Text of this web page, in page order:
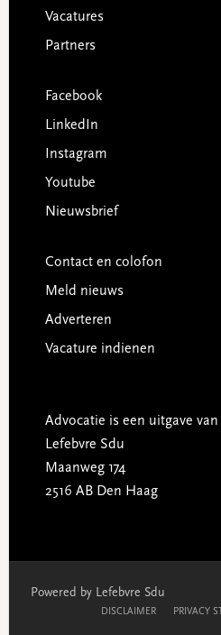
Vacatures
Partners
Facebook
LinkedIn
Instagram
Youtube
Nieuwsbrief
Contact en colofon
Meld nieuws
Adverteren
Vacature indienen
Advocatie is een uitgave van
Lefebvre Sdu
Maanweg 174
2516 AB Den Haag
Powered by Lefebvre Sdu
DISCLAIMER PRIVACY